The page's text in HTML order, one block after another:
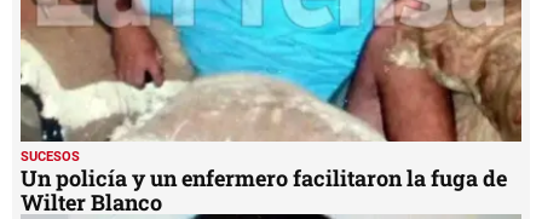
SUCESOS
Un policía y un enfermero facilitaron la fuga de
Wilter Blanco